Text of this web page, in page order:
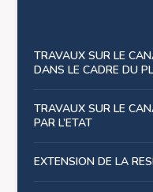
TRAVAUX SUR LE
DANS LE CADRE DU
TRAVAUX SUR LE
PAR L’ETAT
EXTENSION DE LA